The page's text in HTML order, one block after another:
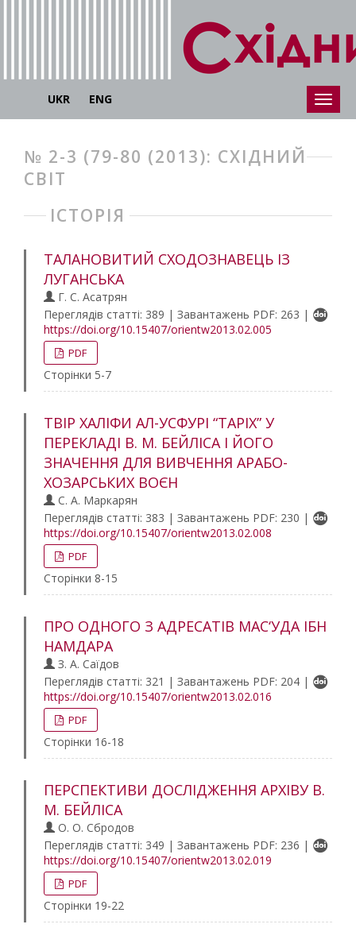
UKR ENG
№ 2-3 (79-80 (2013): СХІДНИЙ
СВІТ
ІСТОРІЯ
ТАЛАНОВИТИЙ СХОДОЗНАВЕЦЬ ІЗ
ЛУГАНСЬКА
Г. С. Асатрян
Переглядів статті: 389 | Завантажень PDF: 263 |
https://doi.org/10.15407/orientw2013.02.005
PDF
Сторінки 5-7
ТВІР ХАЛІФИ АЛ-УСФУРІ “ТАРІХ” У
ПЕРЕКЛАДІ В. М. БЕЙЛІСА І ЙОГО
ЗНАЧЕННЯ ДЛЯ ВИВЧЕННЯ АРАБО-
ХОЗАРСЬКИХ ВОЄН
С. А. Маркарян
Переглядів статті: 383 | Завантажень PDF: 230 |
https://doi.org/10.15407/orientw2013.02.008
PDF
Сторінки 8-15
ПРО ОДНОГО З АДРЕСАТІВ МАС‘УДА ІБН
НАМДАРА
З. А. Саїдов
Переглядів статті: 321 | Завантажень PDF: 204 |
https://doi.org/10.15407/orientw2013.02.016
PDF
Сторінки 16-18
ПЕРСПЕКТИВИ ДОСЛІДЖЕННЯ АРХІВУ В.
М. БЕЙЛІСА
О. О. Сбродов
Переглядів статті: 349 | Завантажень PDF: 236 |
https://doi.org/10.15407/orientw2013.02.019
PDF
Сторінки 19-22